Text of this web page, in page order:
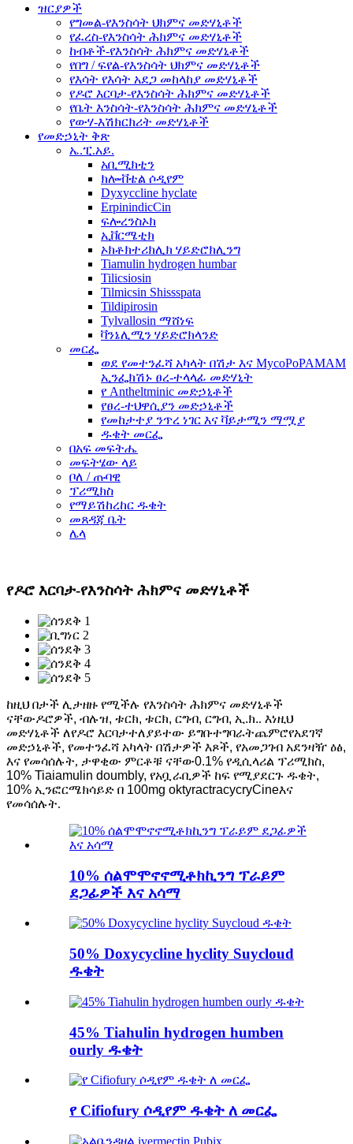
ዝርያዎች
የግመል-የእንስሳት ህክምና መድሃኒቶች
የፈረስ-የእንስሳት ሕክምና መድሃኒቶች
ከብቶች-የእንስሳት ሕክምና መድሃኒቶች
የበግ / ፍየል-የእንስሳት ህክምና መድሃኒቶች
የእሳት የእሳት አደጋ መከላከያ መድሃኒቶች
የዶሮ እርባታ-የእንስሳት ሕክምና መድሃኒቶች
የቤት እንስሳት-የእንስሳት ሕክምና መድሃኒቶች
የውሃ-እሽክርክሪት መድሃኒቶች
የመድኃኒት ቅጽ
ኤ.ፒ.አይ.
አቢሚክቲን
ክሎቭቴል ሶዲየም
Dyxyccline hyclate
ErpinindicCin
ፍሎረንስኦክ
ኢቨርሜቲክ
ኦክቶክተሪክሊክ ሃይድሮክሊንግ
Tiamulin hydrogen humbar
Tilicsiosin
Tilmicsin Shissspata
Tildipirosin
Tylvallosin ማሸነፍ
ቫንኔሊሚን ሃይድሮክላንድ
መርፌ
ወደ የመተንፈሻ አካላት በሽታ እና MycoPoPAMAM
ኢንፌክሽኑ ፀረ-ተላላፊ መድሃኒት
የ Antheltminic መድኃኒቶች
የፀረ-ተህዋሲያን መድኃኒቶች
የመከታተያ ንጥረ ነገር እና ቫይታሚን ማሟያ
ዱቄት መርፌ
በአፍ መፍትሔ
መፍትሄው ላይ
ቦለ / ጡባዊ
ፕሪሚክስ
የማይሽከረከር ዱቄት
መጸዳጃ ቤት
ሌላ
የዶሮ እርባታ-የእንስሳት ሕክምና መድሃኒቶች
ከዚህ በታች ሊታዘዙ የሚችሉ የእንስሳት ሕክምና መድሃኒቶች
ናቸውዶሮዎች, ብሉዝ, ቱርክ, ቱርክ, ርግብ, ርግብ, ኢ.ክ.. እነዚህ
መድሃኒቶች ለየዶሮ እርባታተለያይተው ይግቡተግባራትጨምሮየአደገኛ
መድኃኒቶች, የመተንፈሻ አካላት በሽታዎች እጾች, የአመጋገብ አደንዛዥ ዕፅ,
እና የመሳሰሉት, ታዋቂው ምርቶቹ ናቸው0.1% የዲሲላሪል ፕሪሚክስ,
10% Tiaiamulin doumbly, የአቧራቢዎች ከፍ የሚያደርጉ ዱቄት,
10% ኢንፎርሜክሳይድ በ 100mg oktyractracycryCineእና
የመሳሰሉት.
10% ሰልሞሞኖኖሚቶክኪንግ ፕራይም
ደጋፊዎች እና አሳማ
50% Doxycycline hyclity Suycloud
ዱቄት
45% Tiahulin hydrogen humben
ourly ዱቄት
የ Cifiofury ሶዲየም ዱቄት ለ መርፌ